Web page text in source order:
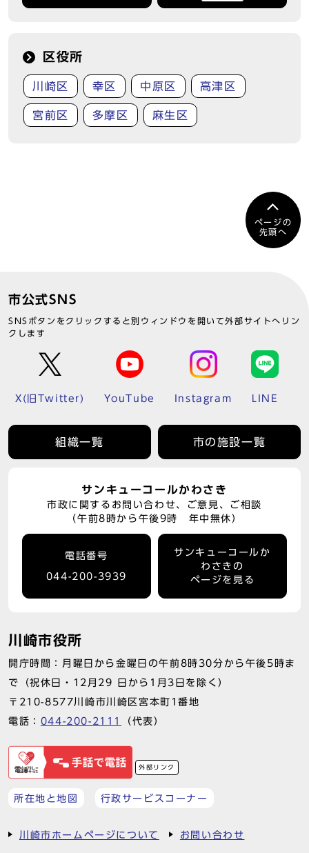
区役所
川崎区 幸区 中原区 高津区
宮前区 多摩区 麻生区
ページの
先頭へ
市公式SNS
SNSボタンをクリックすると別ウィンドウを開いて外部サイトへリン
クします
X(旧Twitter) YouTube Instagram LINE
組織一覧 市の施設一覧
サンキューコールかわさき
市政に関するお問い合わせ、ご意見、ご相談
（午前8時から午後9時 年中無休）
電話番号
044-200-3939
サンキューコールか
わさきの
ページを見る
川崎市役所
開庁時間：月曜日から金曜日の午前8時30分から午後5時ま
で（祝休日・12月29 日から1月3日を除く）
〒210-8577川崎市川崎区宮本町1番地
電話： 044-200-2111 （代表）
外部リンク
所在地と地図 行政サービスコーナー
川崎市ホームページについて お問い合わせ